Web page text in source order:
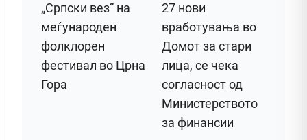
„Српски вез“ на
меѓународен
фолклорен
фестивал во Црна
Гора
27 нови
вработувања во
Домот за стари
лица, се чека
согласност од
Министерството
за финансии